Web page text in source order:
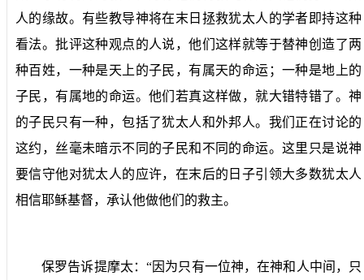
人的缘故。有些教导神将在末日拯救犹太人的学者即持这种
看法。批评这种观点的人说，他们这样就等于替神创造了两
种百姓，一种是天上的子民，有属天的命运；一种是地上的
子民，有属地的命运。他们若真这样做，就大错特错了。神
的子民只有一种，包括了犹太人和外邦人。我们正在讨论的
这约，丝毫未暗示不同的子民和不同的命运。这里只是说神
要信守他对犹太人的应许，在末后的日子引领大多数犹太人
相信耶稣基督，承认他做他们的救主。
保罗告诉提摩太：“因为只有一位神，在神和人中间，只